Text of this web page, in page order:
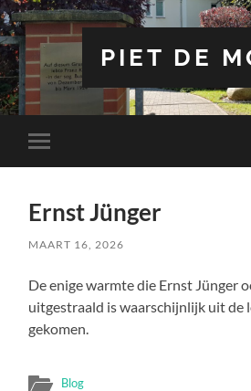
PIET DE
Toggle
mobiel
Ernst Jünger
MAART 16, 2026
De enige warmte die Ernst Jünger
uitgestraald is waarschijnlijk uit de
gekomen.
Blog